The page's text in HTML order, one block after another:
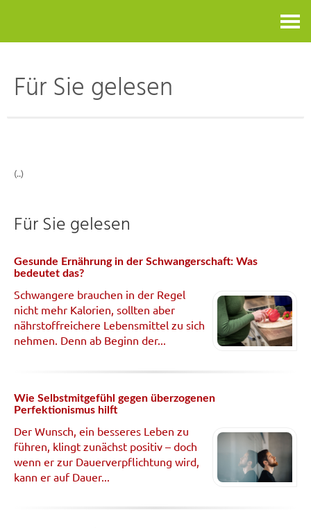
Für Sie gelesen
(..)
Für Sie gelesen
Gesunde Ernährung in der Schwangerschaft: Was
bedeutet das?
Schwangere brauchen in der Regel
nicht mehr Kalorien, sollten aber
nährstoffreichere Lebensmittel zu sich
nehmen. Denn ab Beginn der...
Wie Selbstmitgefühl gegen überzogenen
Perfektionismus hilft
Der Wunsch, ein besseres Leben zu
führen, klingt zunächst positiv – doch
wenn er zur Dauerverpflichtung wird,
kann er auf Dauer...